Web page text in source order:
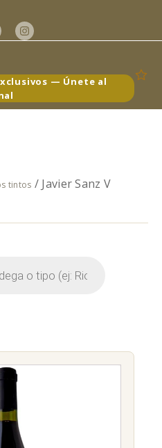
— Únete al
tintos / Javier Sanz V